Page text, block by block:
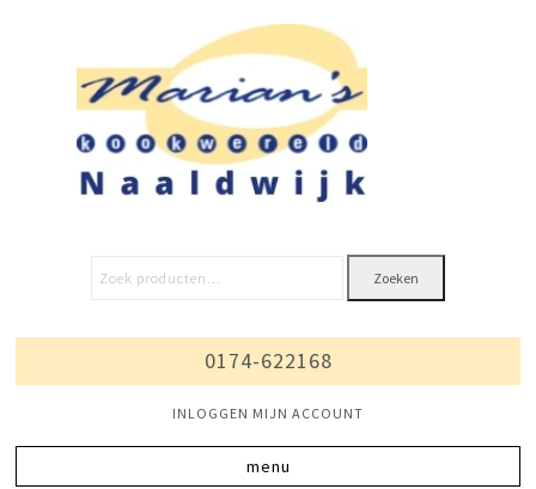
Zoeken
0174-622168
INLOGGEN MIJN ACCOUNT